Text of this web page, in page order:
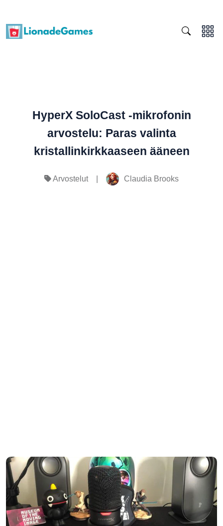
HyperX SoloCast -mikrofonin
arvostelu: Paras valinta
kristallinkirkkaaseen ääneen
Arvostelut Claudia Brooks